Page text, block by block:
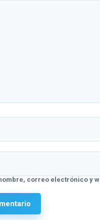
correo electrónico y